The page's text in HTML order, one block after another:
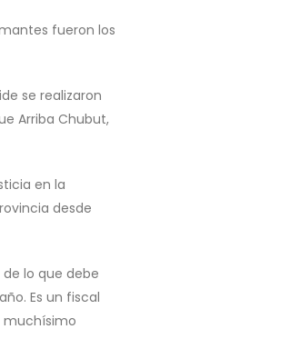
fueron los
se realizaron
Arriba Chubut,
en la
desde
lo que debe
Es un fiscal
muchísimo